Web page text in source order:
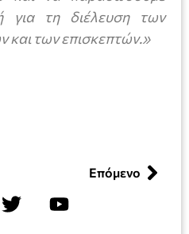
για τη διέλευση των
και των επισκεπτών.»
Επόμενο